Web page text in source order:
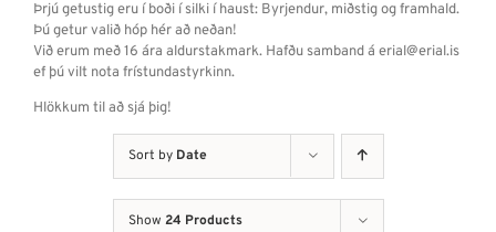
Þrjú getustig eru í boði í silki í haust: Byrjendur, miðstig og framhald.
Þú getur valið hóp hér að neðan!
Við erum með 16 ára aldurstakmark. Hafðu samband á erial@erial.is
ef þú vilt nota frístundastyrkinn.
Hlökkum til að sjá þig!
Sort by Date
Show 24 Products